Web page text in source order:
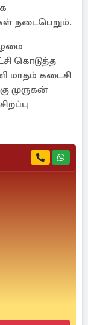
நடைபெறும்.
கொடுத்த
மாதம் கடைசி
முருகன்